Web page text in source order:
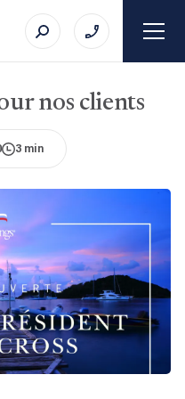
nos clients
3 min